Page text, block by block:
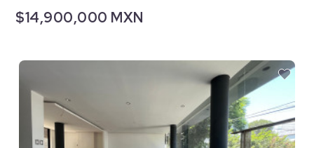
$14,900,000 MXN